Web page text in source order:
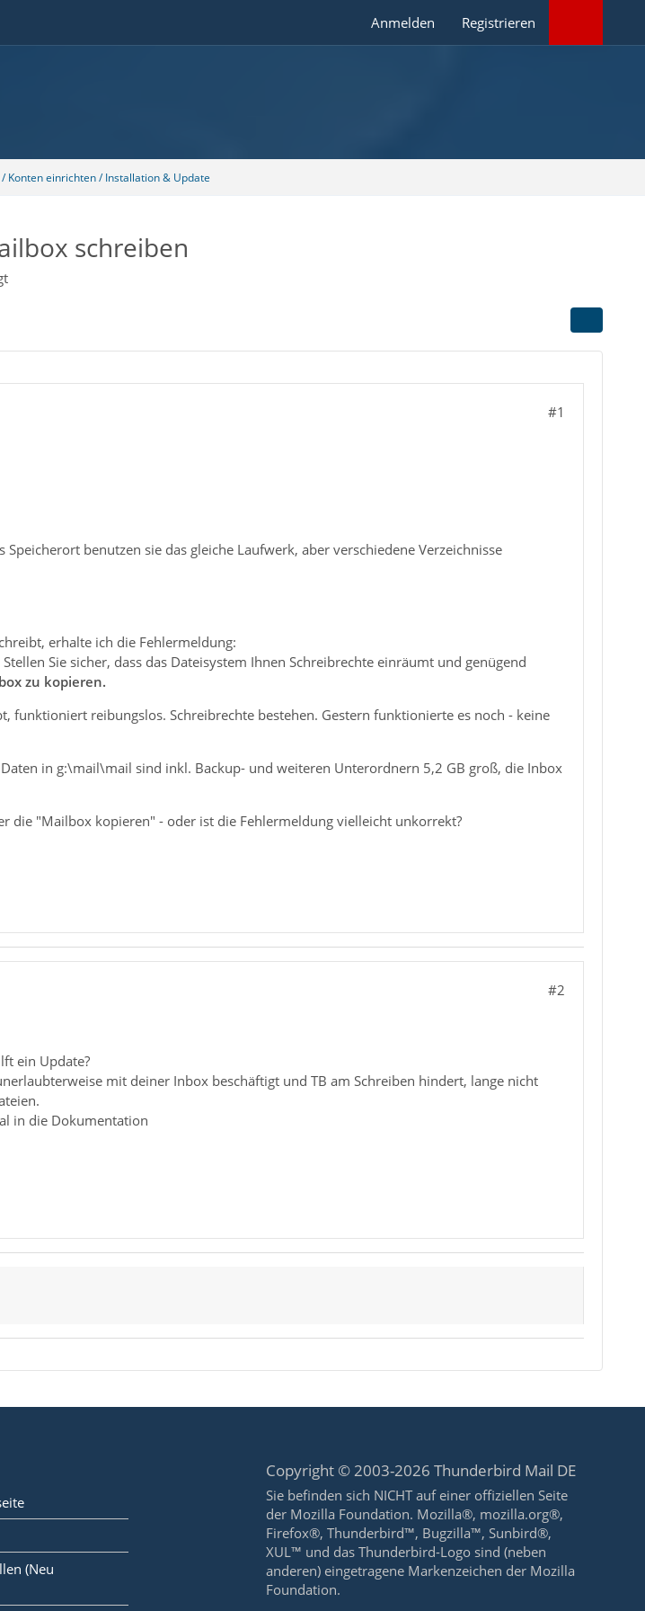
Anmelden Registrieren
Konten einrichten / Installation & Update
schreiben
#1
benutzen sie das gleiche Laufwerk, aber verschiedene Verzeichnisse
erhalte ich die Fehlermeldung:
Sie sicher, dass das Dateisystem Ihnen Schreibrechte einräumt und genügend
zu kopieren.
funktioniert reibungslos. Schreibrechte bestehen. Gestern funktionierte es noch - keine
in g:\mail\mail sind inkl. Backup- und weiteren Unterordnern 5,2 GB groß, die Inbox
die "Mailbox kopieren" - oder ist die Fehlermeldung vielleicht unkorrekt?
#2
ein Update?
mit deiner Inbox beschäftigt und TB am Schreiben hindert, lange nicht
in die Dokumentation
(Neu
Copyright © 2003-2026 Thunderbird Mail DE
Sie befinden sich NICHT auf einer offiziellen Seite
der Mozilla Foundation. Mozilla®, mozilla.org®,
Firefox®, Thunderbird™, Bugzilla™, Sunbird®,
XUL™ und das Thunderbird-Logo sind (neben
anderen) eingetragene Markenzeichen der Mozilla
Foundation.